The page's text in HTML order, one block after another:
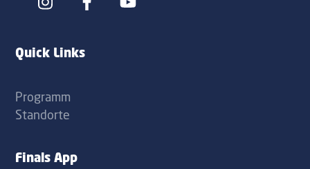
Icon
Icon
Quick Links
Programm
Standorte
Finals App